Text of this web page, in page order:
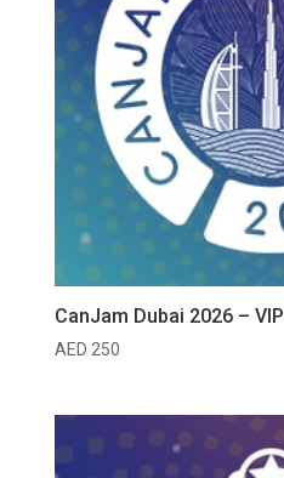
CanJam Dubai 2026 – VIP
AED 250